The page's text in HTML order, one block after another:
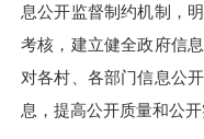
息公开监督制约机制，
考核，建立健全政府信
对各村、各部门信息公
息，提高公开质量和公开